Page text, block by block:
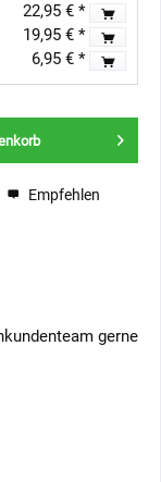
22,95 € *
19,95 € *
6,95 € *
Empfehlen
gerne